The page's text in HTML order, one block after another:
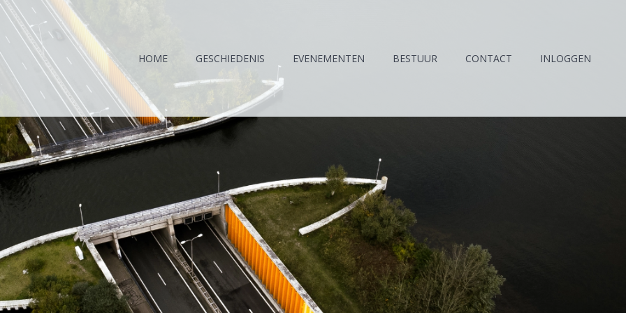
HOME GESCHIEDENIS EVENEMENTEN BESTUUR CONTACT INLOGGEN